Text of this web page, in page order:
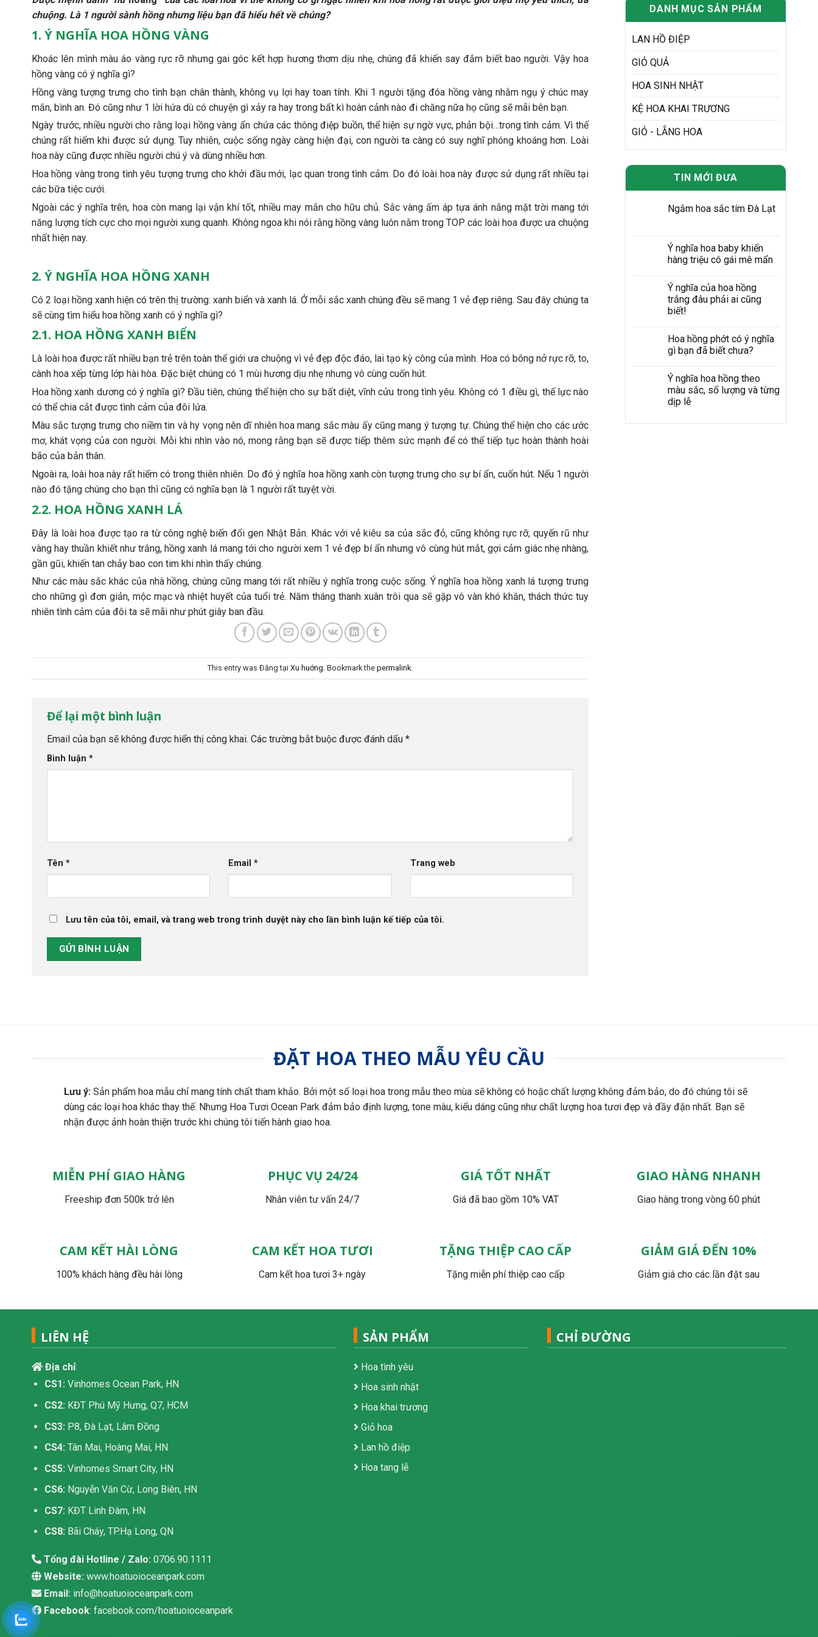
chuộng. Là 1 người sành hồng nhưng liệu bạn đã hiểu hết về chúng?
1. Ý NGHĨA HOA HỒNG VÀNG
Khoác lên mình màu áo vàng rực rỡ nhưng gai góc kết hợp hương thơm dịu nhẹ, chúng đã khiến say đắm biết bao người. Vậy hoa
hồng vàng có ý nghĩa gì?
Hồng vàng tượng trưng cho tình bạn chân thành, không vụ lợi hay toan tính. Khi 1 người tặng đóa hồng vàng nhằm ngụ ý chúc may
mắn, bình an. Đó cũng như 1 lời hứa dù có chuyện gì xảy ra hay trong bất kì hoàn cảnh nào đi chăng nữa họ cũng sẽ mãi bên bạn.
Ngày trước, nhiều người cho rằng loại hồng vàng ẩn chứa các thông điệp buồn, thể hiện sự ngờ vực, phản bội…trong tình cảm. Vì thế
chúng rất hiếm khi được sử dụng. Tuy nhiên, cuộc sống ngày càng hiện đại, con người ta càng có suy nghĩ phóng khoáng hơn. Loài
hoa này cũng được nhiều người chú ý và dùng nhiều hơn.
Hoa hồng vàng trong tình yêu tượng trưng cho khởi đầu mới, lạc quan trong tình cảm. Do đó loài hoa này được sử dụng rất nhiều tại
các bữa tiệc cưới.
Ngoài các ý nghĩa trên, hoa còn mang lại vận khí tốt, nhiều may mắn cho hữu chủ. Sắc vàng ấm áp tựa ánh nắng mặt trời mang tới
năng lượng tích cực cho mọi người xung quanh. Không ngoa khi nói rằng hồng vàng luôn nằm trong TOP các loài hoa được ưa chuộng
nhất hiện nay.
2. Ý NGHĨA HOA HỒNG XANH
Có 2 loại hồng xanh hiện có trên thị trường: xanh biển và xanh lá. Ở mỗi sắc xanh chúng đều sẽ mang 1 vẻ đẹp riêng. Sau đây chúng ta
sẽ cùng tìm hiểu hoa hồng xanh có ý nghĩa gì?
2.1. HOA HỒNG XANH BIỂN
Là loài hoa được rất nhiều bạn trẻ trên toàn thế giới ưa chuộng vì vẻ đẹp độc đáo, lai tạo kỳ công của mình. Hoa có bông nở rực rỡ, to,
cành hoa xếp từng lớp hài hòa. Đặc biệt chúng có 1 mùi hương dịu nhẹ nhưng vô cùng cuốn hút.
Hoa hồng xanh dương có ý nghĩa gì? Đầu tiên, chúng thể hiện cho sự bất diệt, vĩnh cửu trong tình yêu. Không có 1 điều gì, thế lực nào
có thể chia cắt được tình cảm của đôi lứa.
Màu sắc tượng trưng cho niềm tin và hy vọng nên dĩ nhiên hoa mang sắc màu ấy cũng mang ý tượng tự. Chúng thể hiện cho các ước
mơ, khát vọng của con người. Mỗi khi nhìn vào nó, mong rằng bạn sẽ được tiếp thêm sức mạnh để có thể tiếp tục hoàn thành hoài
bão của bản thân.
Ngoài ra, loài hoa này rất hiếm có trong thiên nhiên. Do đó ý nghĩa hoa hồng xanh còn tượng trưng cho sự bí ẩn, cuốn hút. Nếu 1 người
nào đó tặng chúng cho bạn thì cũng có nghĩa bạn là 1 người rất tuyệt vời.
2.2. HOA HỒNG XANH LÁ
Đây là loài hoa được tạo ra từ công nghệ biến đổi gen Nhật Bản. Khác với vẻ kiêu sa của sắc đỏ, cũng không rực rỡ, quyến rũ như
vàng hay thuần khiết như trắng, hồng xanh lá mang tới cho người xem 1 vẻ đẹp bí ẩn nhưng vô cùng hút mắt, gợi cảm giác nhẹ nhàng,
gần gũi, khiến tan chảy bao con tim khi nhìn thấy chúng.
Như các màu sắc khác của nhà hồng, chúng cũng mang tới rất nhiều ý nghĩa trong cuộc sống. Ý nghĩa hoa hồng xanh lá tượng trưng
cho những gì đơn giản, mộc mạc và nhiệt huyết của tuổi trẻ. Năm tháng thanh xuân trôi qua sẽ gặp vô vàn khó khăn, thách thức tuy
nhiên tình cảm của đôi ta sẽ mãi như phút giây ban đầu.
This entry was Đăng tại Xu huớng . Bookmark the permalink
Để lại một bình luận
Email của bạn sẽ không được hiển thị công khai. Các trường bắt buộc được đánh dấu *
Bình luận *
Tên * Email* Trang web
Lưu tên của tôi, email, và trang web trong trình duyệt này cho lần bình luận kế tiếp của tôi.
DANH MỤC SẢN PHẨM
LAN HỒ ĐIỆP
GIỎ QUẢ
HOA SINH NHẬT
KỆ HOA KHAI TRƯƠNG
GIỎ - LẴNG HOA
TIN MỚI ĐƯA
Ngắm hoa sắc tím Đà Lạt
Ý nghĩa hoa baby khiến
hàng triệu cô gái mê mẩn
Ý nghĩa của hoa hồng
trắng đâu phải ai cũng
biết!
Hoa hồng phớt có ý nghĩa
gì bạn đã biết chưa?
Ý nghĩa hoa hồng theo
màu sắc, số lượng và từng
dịp lễ
ĐẶT HOA THEO MẪU YÊU CẦU
Lưu ý:Sản phẩm hoa mẫu chỉ mang tính chất tham khảo. Bởi một số loại hoa trong mẫu theo mùa sẽ không có hoặc chất lượng không đảm bảo, do đó chúng tôi sẽ
dùng các loại hoa khác thay thế. Nhưng Hoa Tươi Ocean Park đảm bảo định lượng, tone màu, kiểu dáng cũng như chất lượng hoa tươi đẹp và đầy đặn nhất. Bạn sẽ
nhận được ảnh hoàn thiện trước khi chúng tôi tiến hành giao hoa.
MIỄN PHÍ GIAO HÀNG
Freeship đơn 500k trở lên
PHỤC VỤ 24/24
Nhân viên tư vấn 24/7
GIÁ TỐT NHẤT
Giá đã bao gồm 10% VAT
GIAO HÀNG NHANH
Giao hàng trong vòng 60 phút
CAM KẾT HÀI LÒNG
100% khách hàng đều hài lòng
CAM KẾT HOA TƯƠI
Cam kết hoa tươi 3+ ngày
TẶNG THIỆP CAO CẤP
Tặng miễn phí thiệp cao cấp
GIẢM GIÁ ĐẾN 10%
Giảm giá cho các lần đặt sau
LIÊN HỆ
Địa chỉ:
CS1:Vinhomes Ocean Park, HN
CS2:KĐT Phú Mỹ Hưng, Q7, HCM
CS3: P8, Đà Lạt, Lâm Đồng
CS4:Tân Mai, Hoàng Mai, HN
CS5: Vinhomes Smart City, HN
CS6:Nguyễn Văn Cừ, Long Biên, HN
CS7:KĐT Linh Đàm, HN
CS8:Bãi Cháy, TP.Hạ Long, QN
Tổng đài Hotline / Zalo: 0706.90.1111
Website: www.hoatuoioceanpark.com
Email: info@hoatuoioceanpark.com
Facebook: facebook.com/hoatuoioceanpark
SẢN PHẨM
Hoa tình yêu
Hoa sinh nhật
Hoa khai trương
Giỏ hoa
Lan hồ điệp
Hoa tang lễ
CHỈ ĐƯỜNG